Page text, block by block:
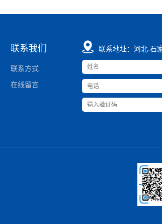
联系我们
联系方式
在线留言
联系地址：河北.石